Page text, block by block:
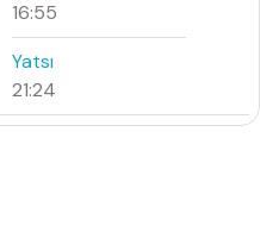
16:55
Yatsı
21:24